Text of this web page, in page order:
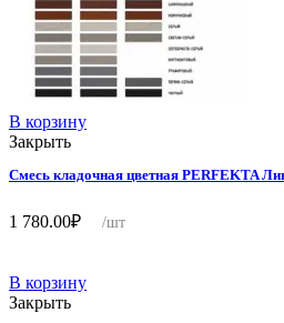
В корзину
Закрыть
Смесь кладочная цветная PERFEKTA
1 780.00₽ /шт
В корзину
Закрыть